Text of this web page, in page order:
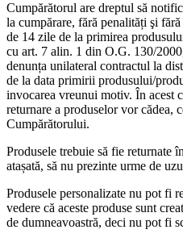
Cumpărătorul are dreptul să
la cumpărare, fără penalități şi
de 14 zile de la primirea
cu art. 7 alin. 1 din O.G. 130/
denunța unilateral contractul la
de la data primirii produsului/
invocarea vreunui motiv. În acest
returnare a produselor vor cădea,
Cumpărătorului.
Produsele trebuie să fie returnate
atașată, să nu prezinte urme de
Produsele personalizate nu pot fi
vedere că aceste produse sunt
de dumneavoastră, deci nu pot fi